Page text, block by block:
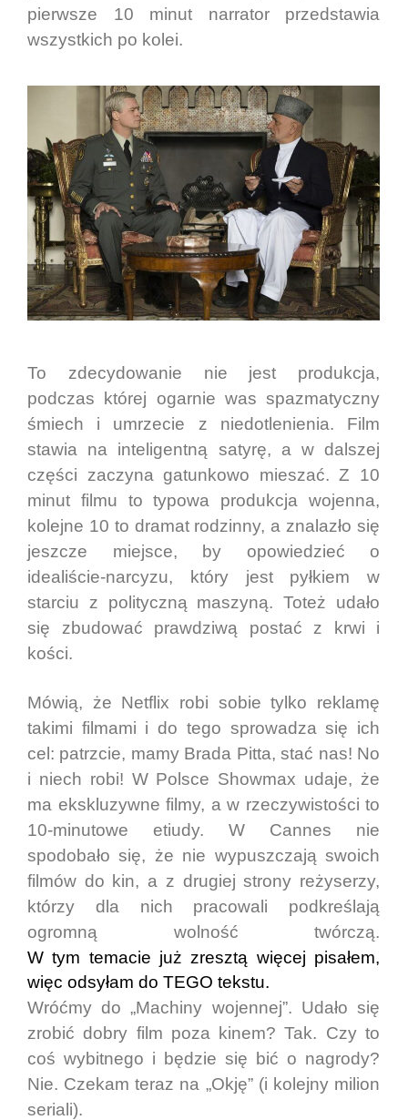
pierwsze 10 minut narrator przedstawia
wszystkich po kolei.
To zdecydowanie nie jest produkcja,
podczas której ogarnie was spazmatyczny
śmiech i umrzecie z niedotlenienia. Film
stawia na inteligentną satyrę, a w dalszej
części zaczyna gatunkowo mieszać. Z 10
minut filmu to typowa produkcja wojenna,
kolejne 10 to dramat rodzinny, a znalazło się
jeszcze miejsce, by opowiedzieć o
idealiście-narcyzu, który jest pyłkiem w
starciu z polityczną maszyną. Toteż udało
się zbudować prawdziwą postać z krwi i
kości.
Mówią, że Netflix robi sobie tylko reklamę
takimi filmami i do tego sprowadza się ich
cel: patrzcie, mamy Brada Pitta, stać nas! No
i niech robi! W Polsce Showmax udaje, że
ma ekskluzywne filmy, a w rzeczywistości to
10-minutowe etiudy. W Cannes nie
spodobało się, że nie wypuszczają swoich
filmów do kin, a z drugiej strony reżyserzy,
którzy dla nich pracowali podkreślają
ogromną wolność twórczą.
W tym temacie już zresztą więcej pisałem,
więc odsyłam do TEGO tekstu.
Wróćmy do „Machiny wojennej”. Udało się
zrobić dobry film poza kinem? Tak. Czy to
coś wybitnego i będzie się bić o nagrody?
Nie. Czekam teraz na „Okję” (i kolejny milion
seriali).